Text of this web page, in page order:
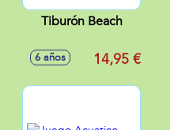
Tiburón Beach
6 años 14,95 €